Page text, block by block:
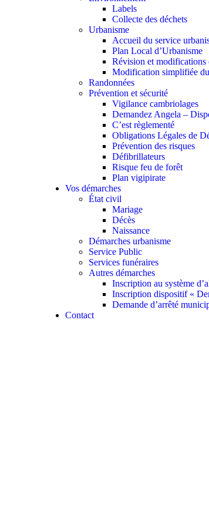
Labels
Collecte des déchets
Urbanisme
Accueil du service
Plan Local d’Urbanisme
Révision et
Modification simplifiée
Randonnées
Prévention et sécurité
Vigilance cambriolages
Demandez Angela –
C’est règlementé
Obligations Légales de
Prévention des risques
Défibrillateurs
Risque feu de forêt
Plan vigipirate
Vos démarches
État civil
Mariage
Décès
Naissance
Démarches urbanisme
Service Public
Services funéraires
Autres démarches
Inscription au système
Inscription dispositif «
Demande d’arrêté
Contact